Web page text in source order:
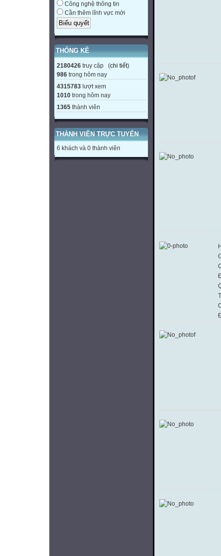
Công nghệ thông tin
Cần thêm lĩnh vực mới
THỐNG KÊ
2180426 truy cập (chi tiết)
986 trong hôm nay
4315783 lượt xem
1010 trong hôm nay
1365 thành viên
THÀNH VIÊN TRỰC TUYẾN
6 khách và 0 thành viên